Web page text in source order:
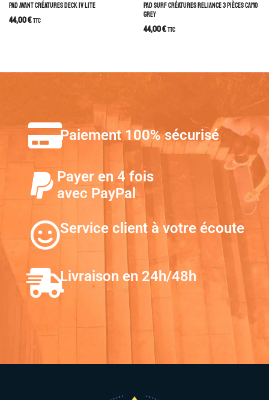
PAD AVANT CRÉATURES DECK IV LITE
44,00€TTC
PAD SURF CRÉATURES RELIANCE 3 PIÈCES CAMO
GREY
44,00€TTC
Paiement 100% sécurisé
Payer en 4 fois
avec PayPal
Service client à votre écoute
Livraison en 24h/48h